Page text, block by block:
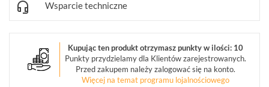
KLAWIATURY
OBIEKTYWY
MEGAPIKSELOWE
Wsparcie techniczne
Kupując ten produkt otrzymasz punkty w ilości: 10
Punkty przydzielamy dla Klientów zarejestrowanych.
Przed zakupem należy zalogować się na konto.
Więcej na temat programu lojalnościowego